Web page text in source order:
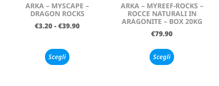
ARKA – MYSCAPE –
DRAGON ROCKS
€3.20 - €39.90
Scegli
ARKA – MYREEF-ROCKS –
ROCCE NATURALI IN
ARAGONITE – BOX 20KG
€79.90
Scegli